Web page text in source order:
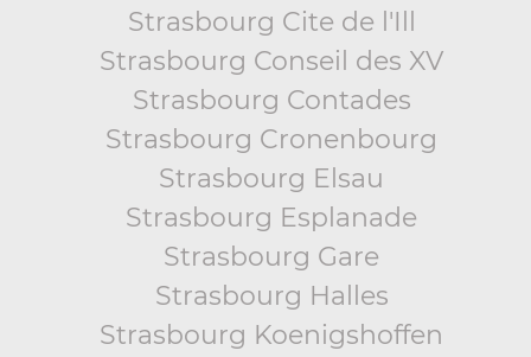
Strasbourg Cite de l'Ill
Strasbourg Conseil des XV
Strasbourg Contades
Strasbourg Cronenbourg
Strasbourg Elsau
Strasbourg Esplanade
Strasbourg Gare
Strasbourg Halles
Strasbourg Koenigshoffen